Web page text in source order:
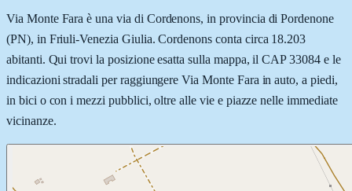
Via Monte Fara è una via di Cordenons, in provincia di Pordenone
(PN), in Friuli-Venezia Giulia. Cordenons conta circa 18.203
abitanti. Qui trovi la posizione esatta sulla mappa, il CAP 33084 e le
indicazioni stradali per raggiungere Via Monte Fara in auto, a piedi,
in bici o con i mezzi pubblici, oltre alle vie e piazze nelle immediate
vicinanze.